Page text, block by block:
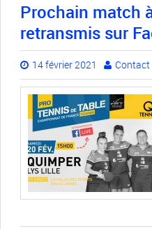
Prochain match
retransmis sur
14 février 2021 Contact